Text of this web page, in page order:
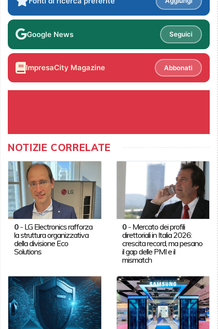
Google News Seguici
ImpresaCity Magazine Abbonati
NOTIZIE CORRELATE
0- LG Electronics rafforza
la struttura organizzativa
della divisione Eco
Solutions
0 - Mercato dei profili
direttoriali in Italia 2026:
crescita record, ma pesano
il gap delle PMI e il
mismatch